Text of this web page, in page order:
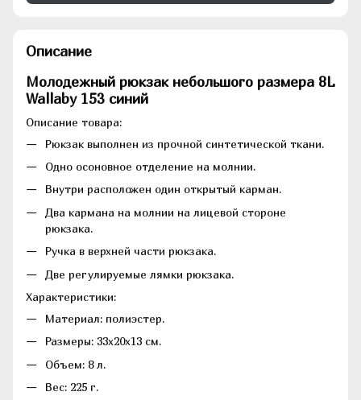
Описание
Молодежный рюкзак небольшого размера 8L
Wallaby 153 синий
Описание товара:
Рюкзак выполнен из прочной синтетической ткани.
Одно осоновное отделение на молнии.
Внутри расположен один открытый карман.
Два кармана на молнии на лицевой стороне
рюкзака.
Ручка в верхней части рюкзака.
Две регулируемые лямки рюкзака.
Характеристики:
Материал: полиэстер.
Размеры: 33х20х13 см.
Объем: 8 л.
Вес: 225 г.